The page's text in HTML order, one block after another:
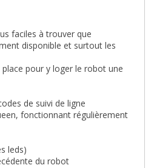
faciles à trouver que
disponible et surtout les
pour y loger le robot une
de suivi de ligne
fonctionnant régulièrement
leds)
du robot